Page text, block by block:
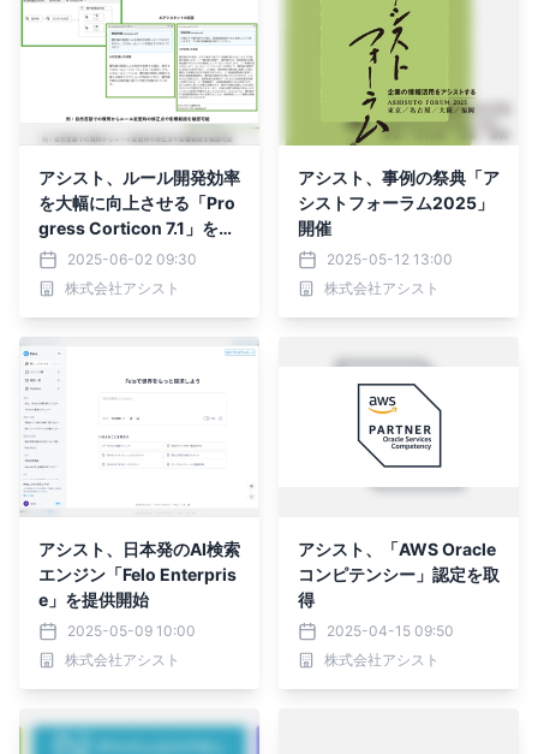
アシスト、ルール開発効率
を大幅に向上させる「Pro
gress Corticon 7.1」を提
供開始2025-06-02 09:30
株式会社アシスト
アシスト、事例の祭典「ア
シストフォーラム2025」
開催
2025-05-12 13:00
株式会社アシスト
アシスト、日本発のAI検索
エンジン「Felo Enterpris
e」を提供開始
2025-05-09 10:00
株式会社アシスト
アシスト、「AWS Oracle
コンピテンシー」認定を取
得
2025-04-15 09:50
株式会社アシスト